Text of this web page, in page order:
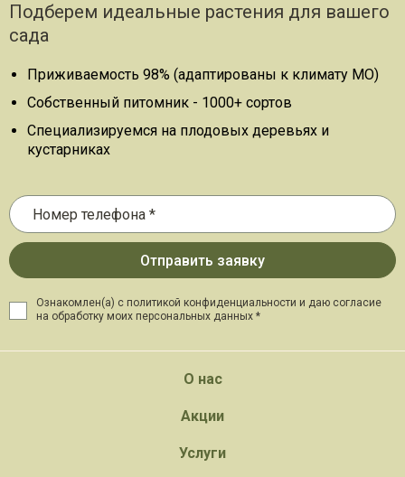
Подберем идеальные растения для вашего
сада
Приживаемость 98% (адаптированы к климату МО)
Собственный питомник - 1000+ сортов
Специализируемся на плодовых деревьях и
кустарниках
Ознакомлен(а) с политикой конфиденциальности и даю согласие
на обработку моих персональных данных *
О нас
Акции
Услуги